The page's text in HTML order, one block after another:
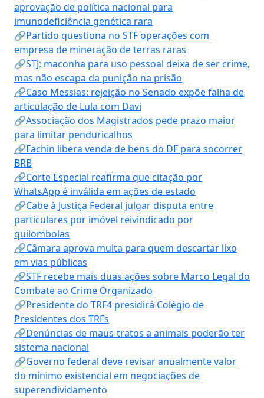
aprovação de política nacional para
imunodeficiência genética rara
🔗Partido questiona no STF operações com
empresa de mineração de terras raras
🔗STJ: maconha para uso pessoal deixa de ser crime,
mas não escapa da punição na prisão
🔗Caso Messias: rejeição no Senado expõe falha de
articulação de Lula com Davi
🔗Associação dos Magistrados pede prazo maior
para limitar penduricalhos
🔗Fachin libera venda de bens do DF para socorrer
BRB
🔗Corte Especial reafirma que citação por
WhatsApp é inválida em ações de estado
🔗Cabe à Justiça Federal julgar disputa entre
particulares por imóvel reivindicado por
quilombolas
🔗Câmara aprova multa para quem descartar lixo
em vias públicas
🔗STF recebe mais duas ações sobre Marco Legal do
Combate ao Crime Organizado
🔗Presidente do TRF4 presidirá Colégio de
Presidentes dos TRFs
🔗Denúncias de maus-tratos a animais poderão ter
sistema nacional
🔗Governo federal deve revisar anualmente valor
do mínimo existencial em negociações de
superendividamento